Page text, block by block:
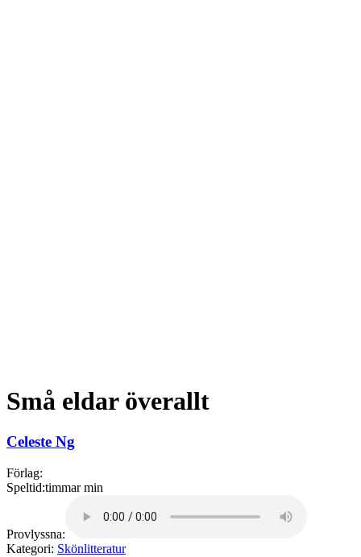
Små eldar överallt
Celeste Ng
Förlag:
Speltid:timmar min
Provlyssna:
Kategori: Skönlitteratur